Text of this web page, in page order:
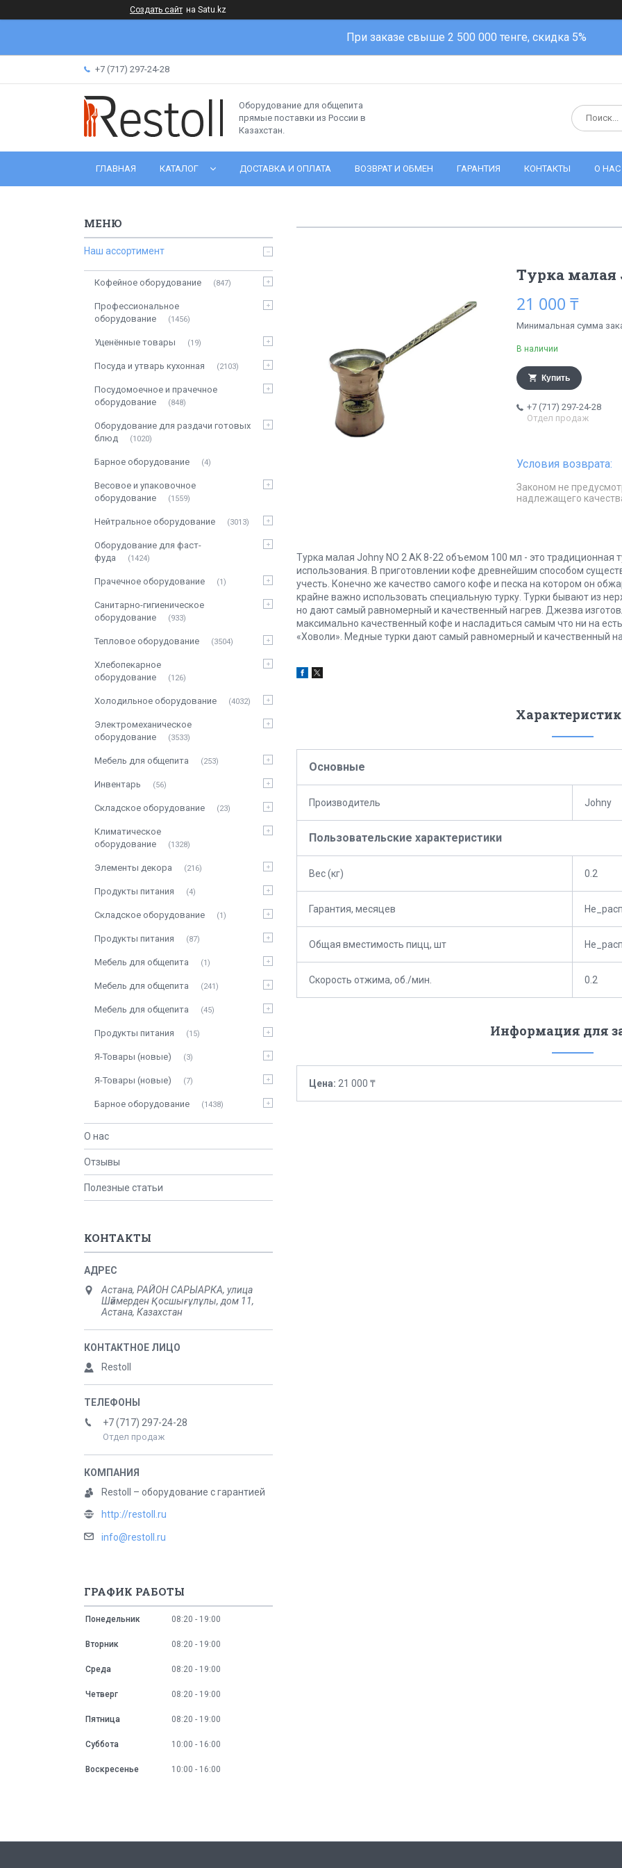
Создать сайт на Satu.kz
При заказе свыше 2 500 000 тенге, скидка 5%
+7 (717) 297-24-28
Оборудование для общепита
прямые поставки из России в
Казахстан.
ГЛАВНАЯ КАТАЛОГ ДОСТАВКА И ОПЛАТА ВОЗВРАТ И ОБМЕН ГАРАНТИЯ КОНТАКТЫ О НАС
Турка малая
21 000 ₸
Минимальная сумма
В наличии
Купить
+7 (717) 297-24-28
Отдел продаж
Законом не
надлежащего
Турка малая Johny NO 2 AK 8-22 объемом 100 мл - это традиционная
использования. В приготовлении кофе древнейшим способом
учесть. Конечно же качество самого кофе и песка на котором он
крайне важно использовать специальную турку. Турки бывают из
но дают самый равномерный и качественный нагрев. Джезва
максимально качественный кофе и насладиться самым что ни на
«Ховоли». Медные турки дают самый равномерный и качественный
Основные
Производитель Johny
Пользовательские характеристики
Вес (кг) 0.2
Гарантия, месяцев
Общая вместимость пицц, шт
Скорость отжима, об./мин. 0.2
Информация для
Цена: 21 000 ₸
Наш ассортимент
Кофейное оборудование 847
Профессиональное
оборудование
1456
Уценённые товары 19
Посуда и утварь кухонная 2103
Посудомоечное и прачечное
оборудование
848
Оборудование для раздачи готовых
блюд
1020
Барное оборудование 4
Весовое и упаковочное
оборудование
1559
Нейтральное оборудование 3013
Оборудование для фаст-
фуда
1424
Прачечное оборудование 1
Санитарно-гигиеническое
оборудование
933
Тепловое оборудование 3504
Хлебопекарное
оборудование
126
Холодильное оборудование 4032
Электромеханическое
оборудование
3533
Мебель для общепита 253
Инвентарь 56
Складское оборудование 23
Климатическое
оборудование
1328
Элементы декора 216
Продукты питания 4
Складское оборудование 1
Продукты питания 87
Мебель для общепита 1
Мебель для общепита 241
Мебель для общепита 45
Продукты питания 15
Я-Товары (новые) 3
Я-Товары (новые) 7
Барное оборудование 1438
О нас
Отзывы
Полезные статьи
КОНТАКТЫ
Астана, РАЙОН САРЫАРКА, улица
Шәймерден Қосшығұлұлы, дом 11,
Астана, Казахстан
Restoll
+7 (717) 297-24-28
Отдел продаж
Restoll – оборудование с гарантией
http://restoll.ru
info@restoll.ru
ГРАФИК РАБОТЫ
Понедельник 08:20 19:00
Вторник 08:20 19:00
Среда 08:20 19:00
Четверг 08:20 19:00
Пятница 08:20 19:00
Суббота 10:00 16:00
Воскресенье 10:00 16:00